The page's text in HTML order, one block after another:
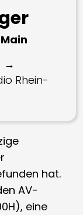
Rhein-
hat.
AV-
eine